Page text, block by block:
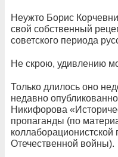
Неужто Борис
свой собственный
советского периода
Не скрою, удивлению
Только длилось оно
недавно
Никифорова
пропаганды (по
Отечественной войны).